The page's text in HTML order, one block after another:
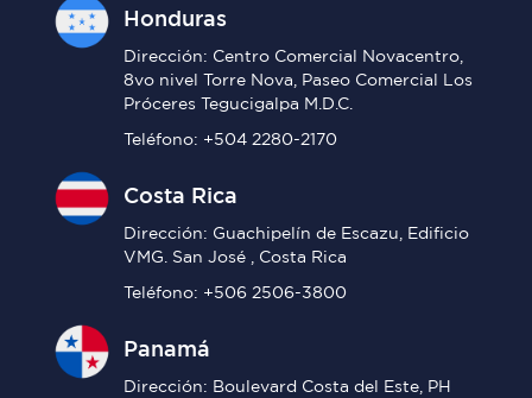
Honduras
Dirección: Centro Comercial Novacentro,
8vo nivel Torre Nova, Paseo Comercial Los
Próceres Tegucigalpa M.D.C.
Teléfono: +504 2280-2170
Costa Rica
Dirección: Guachipelín de Escazu, Edificio
VMG. San José , Costa Rica
Teléfono: +506 2506-3800
Panamá
Dirección: Boulevard Costa del Este, PH